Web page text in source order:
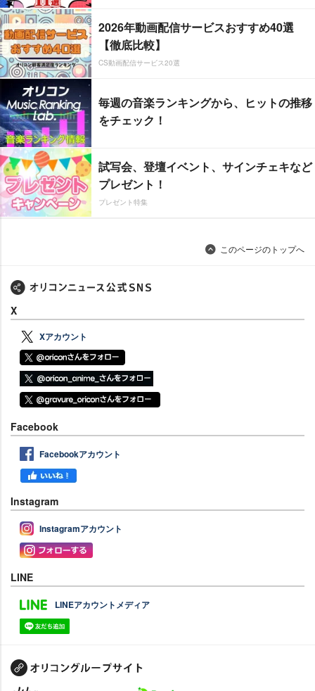
2026年動画配信サービスおすすめ40選
【徹底比較】
CS動画配信サービス20選
毎週の音楽ランキングから、ヒットの推移
をチェック！
試写会、登壇イベント、サインチェキなど
プレゼント！
プレゼント特集
このページのトップへ
X
Xアカウント
Facebook
Facebookアカウント
Instagram
Instagramアカウント
LINE
LINEアカウントメディア